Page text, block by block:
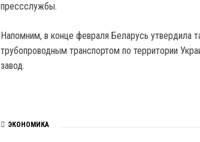
прессслужбы.
Напомним, в конце февраля Беларусь утвердила
трубопроводным транспортом по территории
завод.
ЭКОНОМИКА